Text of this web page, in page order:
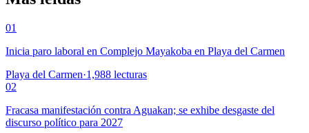
01
Inicia paro laboral en Complejo Mayakoba en Playa del Carmen
Playa del Carmen·1,988 lecturas
02
Fracasa manifestación contra Aguakan; se exhibe desgaste del
discurso político para 2027